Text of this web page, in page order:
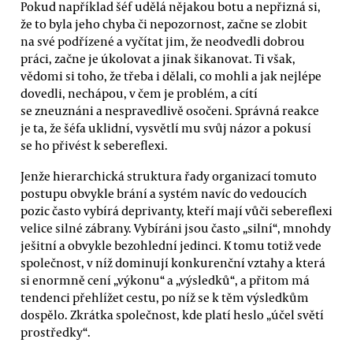
Pokud například šéf udělá nějakou botu a nepřizná si,
že to byla jeho chyba či nepozornost, začne se zlobit
na své podřízené a vyčítat jim, že neodvedli dobrou
práci, začne je úkolovat a jinak šikanovat. Ti však,
vědomi si toho, že třeba i dělali, co mohli a jak nejlépe
dovedli, nechápou, v čem je problém, a cítí
se zneuznáni a nespravedlivě osočeni. Správná reakce
je ta, že šéfa uklidní, vysvětlí mu svůj názor a pokusí
se ho přivést k sebereflexi.
Jenže hierarchická struktura řady organizací tomuto
postupu obvykle brání a systém navíc do vedoucích
pozic často vybírá deprivanty, kteří mají vůči sebereflexi
velice silné zábrany. Vybíráni jsou často „silní“, mnohdy
ješitní a obvykle bezohlední jedinci. K tomu totiž vede
společnost, v níž dominují konkurenční vztahy a která
si enormně cení „výkonu“ a „výsledků“, a přitom má
tendenci přehlížet cestu, po níž se k těm výsledkům
dospělo. Zkrátka společnost, kde platí heslo „účel světí
prostředky“.